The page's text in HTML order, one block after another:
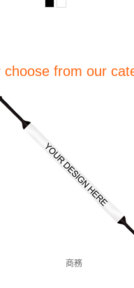
choose from our
商務